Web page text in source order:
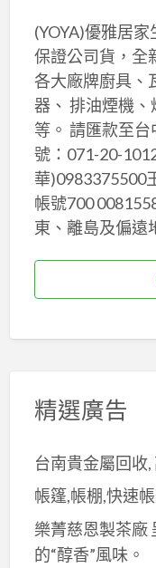
(YOYA)優雅居
保證公司貨，全
各大廠牌廚具、
器、 排油煙機
等。 請匯款至
號：071-20-
華)0983375500
帳號700
東、離島及偏
精選廣告
台南貴金屬回收
帳篷,帳棚,快速
樂菁慈恩製茶廠
的“醇香”風味。